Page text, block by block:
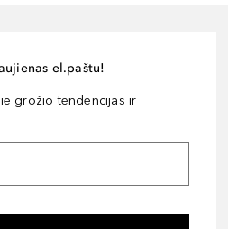
el.paštu!
grožio tendencijas ir